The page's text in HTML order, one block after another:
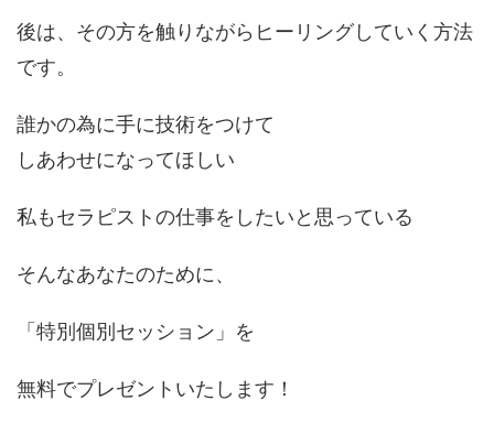
後は、その方を触りながらヒーリングしていく方法
です。
誰かの為に手に技術をつけて
しあわせになってほしい
私もセラピストの仕事をしたいと思っている
そんなあなたのために、
「特別個別セッション」を
無料でプレゼントいたします！